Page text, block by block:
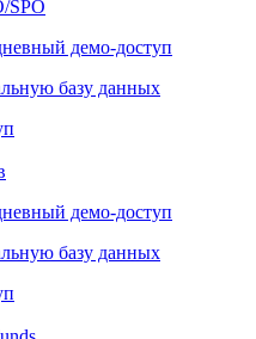
SPO
демо-доступ
базу данных
демо-доступ
базу данных